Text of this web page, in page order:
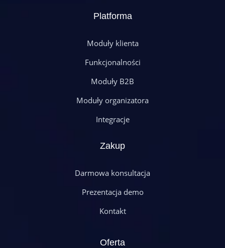
Platforma
Moduły klienta
Funkcjonalności
Moduły B2B
Moduły organizatora
Integracje
Zakup
Darmowa konsultacja
Prezentacja demo
Kontakt
Oferta